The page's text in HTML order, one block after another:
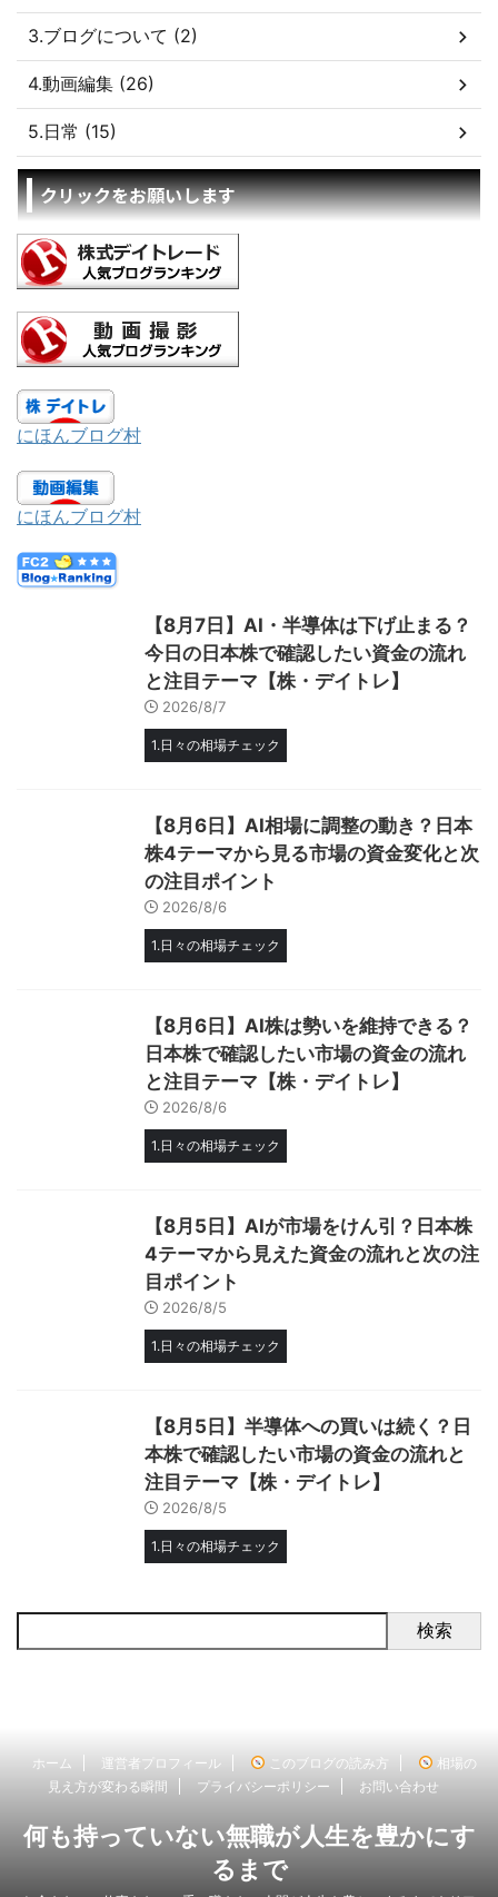
3.ブログについて (2)
4.動画編集 (26)
5.日常 (15)
クリックをお願いします
にほんブログ村
にほんブログ村
【8月7日】AI・半導体は下げ止まる？
今日の日本株で確認したい資金の流れ
と注目テーマ【株・デイトレ】
2026/8/7
1.日々の相場チェック
【8月6日】AI相場に調整の動き？日本
株4テーマから見る市場の資金変化と次
の注目ポイント
2026/8/6
1.日々の相場チェック
【8月6日】AI株は勢いを維持できる？
日本株で確認したい市場の資金の流れ
と注目テーマ【株・デイトレ】
2026/8/6
1.日々の相場チェック
【8月5日】AIが市場をけん引？日本株
4テーマから見えた資金の流れと次の注
目ポイント
2026/8/5
1.日々の相場チェック
【8月5日】半導体への買いは続く？日
本株で確認したい市場の資金の流れと
注目テーマ【株・デイトレ】
2026/8/5
1.日々の相場チェック
検索
ホーム 運営者プロフィール このブログの読み方
相場の
見え方が変わる瞬間
プライバシーポリシー お問い合わせ
何も持っていない無職が人生を豊かにす
るまで